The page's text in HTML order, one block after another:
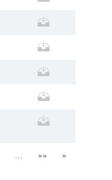
… »» »